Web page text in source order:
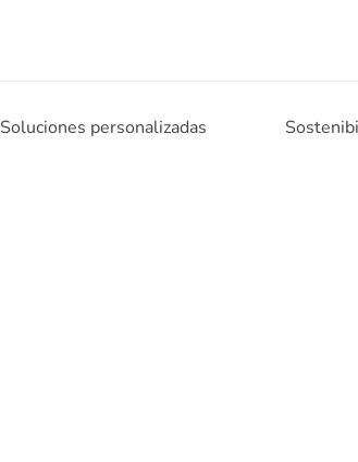
Soluciones personalizadas